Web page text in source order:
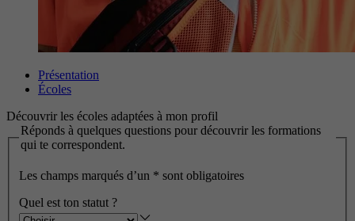
Présentation
Écoles
Découvrir les écoles adaptées à mon profil
Réponds à quelques questions pour découvrir les formations
qui te correspondent.
Les champs marqués d’un * sont obligatoires
Quel est ton statut ?